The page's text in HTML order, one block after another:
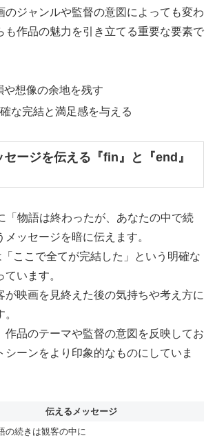
のジャンルや監督の意図によっても変わ
も作品の魅力を引き立てる重要な要素で
や想像の余地を残す
確な完結と満足感を与える
ージを伝える『fin』と『end』
「物語は終わったが、あなたの中で続
ッセージを暗に伝えます。
ここで全てが完結した」という明確な
ています。
が映画を見終えた後の気持ちや考え方に
作品のテーマや監督の意図を反映してお
シーンをより印象的なものにしていま
伝えるメッセージ
の続きは観客の中に